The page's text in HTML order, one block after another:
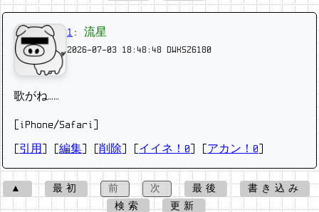
1 : 流星
2026-07-03 18:48:48 DWKSZ6180
歌がね……
[iPhone/Safari]
引用 編集 削除 イイネ！0 アカン！0
▲ 最初 前 次 最後
書き込み
検索
更新